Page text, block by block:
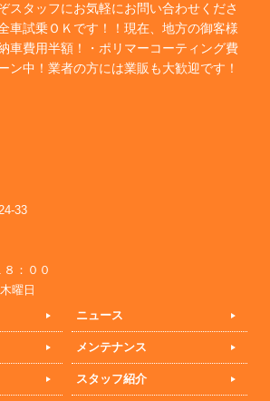
スタッフにお気軽にお問い合わせくださ
車試乗ＯＫです！！現在、地方の御客様
車費用半額！・ポリマーコーティング費
ン中！業者の方には業販も大歓迎です！
33
：００
曜日
ニュース
メンテナンス
スタッフ紹介